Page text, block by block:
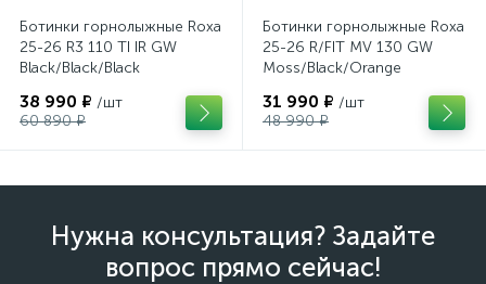
Ботинки горнолыжные Roxa
25-26 R3 110 TI IR GW
Black/Black/Black
38 990 ₽ /шт
60 890 ₽
Ботинки горнолыжные Roxa
25-26 R/FIT MV 130 GW
Moss/Black/Orange
31 990 ₽ /шт
48 990 ₽
Нужна консультация? Задайте
вопрос прямо сейчас!